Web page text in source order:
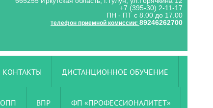
+7 (395-30) 2-11-17
ПН - ПТ с 8.00 до 17.00
телефон приемной комиссии: 89246262700
КОНТАКТЫ ДИСТАНЦИОННОЕ ОБУЧЕНИЕ
ВПР ФП «ПРОФЕССИОНАЛИТЕТ»